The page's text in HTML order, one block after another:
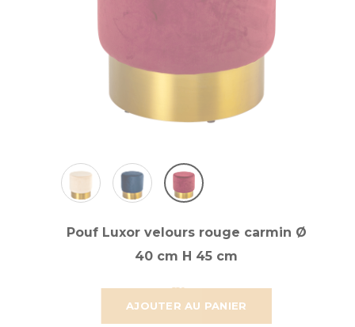
AJOUTER AU PANIER
Pouf Luxor velours rouge carmin Ø
40 cm H 45 cm
58,921 € 49,101 €